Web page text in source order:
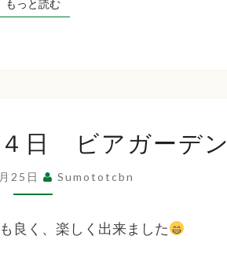
ち
ば
見
もっと読むもっと読む
０
２
６
7
４日 ビアガーデン
25日 Sumototcbn
良く、楽しく出来ました